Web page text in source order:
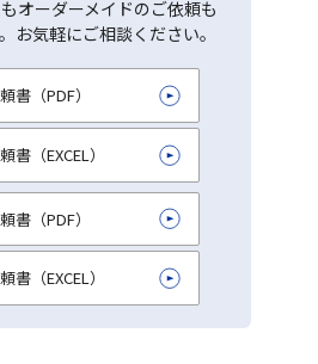
オーダーメイドのご依頼も
お気軽にご相談ください。
書（PDF）
書（EXCEL）
書（PDF）
書（EXCEL）